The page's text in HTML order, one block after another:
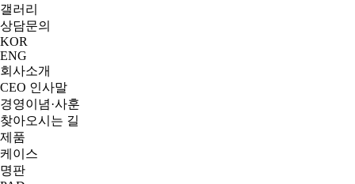
갤러리
상담문의
KOR
ENG
회사소개
CEO 인사말
경영이념·사훈
찾아오시는 길
제품
케이스
명판